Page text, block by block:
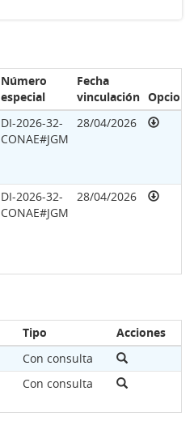
Número
especial
Fecha
vinculación
DI-2026-32-
CONAE#JGM
28/04/2026
DI-2026-32-
CONAE#JGM
28/04/2026
Tipo
Acciones
Con consulta
Con consulta